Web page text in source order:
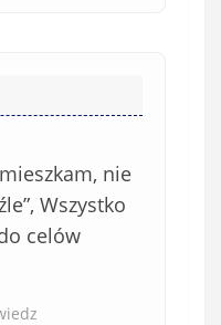
nie
Wszystko
celów